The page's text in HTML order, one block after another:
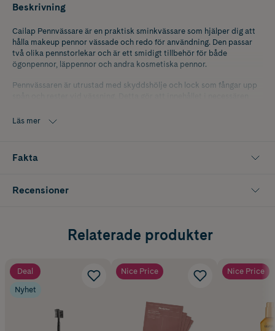
Beskrivning
Cailap Pennvässare är en praktisk sminkvässare som hjälper dig att
hålla makeup pennor vässade och redo för användning. Den passar
två olika pennstorlekar och är ett smidigt tillbehör för både
ögonpennor, läppennor och andra kosmetiska pennor.
Pennvässaren är utrustad med skyddshölje och lock som fångar upp
designen gör den enkel att ta med på resan eller ha till hands i
hantering av sminkprodukter.
Läs mer
Fakta
Recensioner
Relaterade produkter
Deal
Nyhet
Nice Price Nice Price